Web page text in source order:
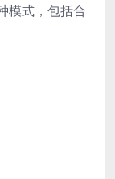
模式，包括合